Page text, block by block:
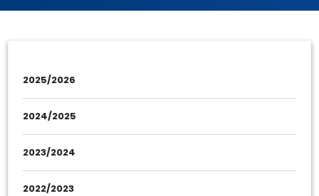
2025/2026
2024/2025
2023/2024
2022/2023